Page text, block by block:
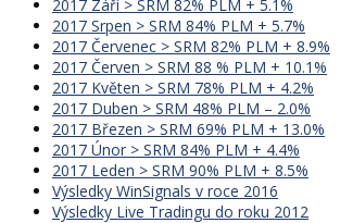
2017 Září > SRM 82% PLM + 5.1%
2017 Srpen > SRM 84% PLM + 5.7%
2017 Červenec > SRM 82% PLM + 8.9%
2017 Červen > SRM 88 % PLM + 10.1%
2017 Květen > SRM 78% PLM + 4.2%
2017 Duben > SRM 48% PLM – 2.0%
2017 Březen > SRM 69% PLM + 13.0%
2017 Únor > SRM 84% PLM + 4.4%
2017 Leden > SRM 90% PLM + 8.5%
Výsledky WinSignals v roce 2016
Výsledky Live Tradingu do roku 2012